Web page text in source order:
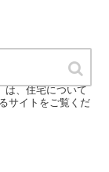
イト【決定
は、住宅について
サイトをご覧くだ